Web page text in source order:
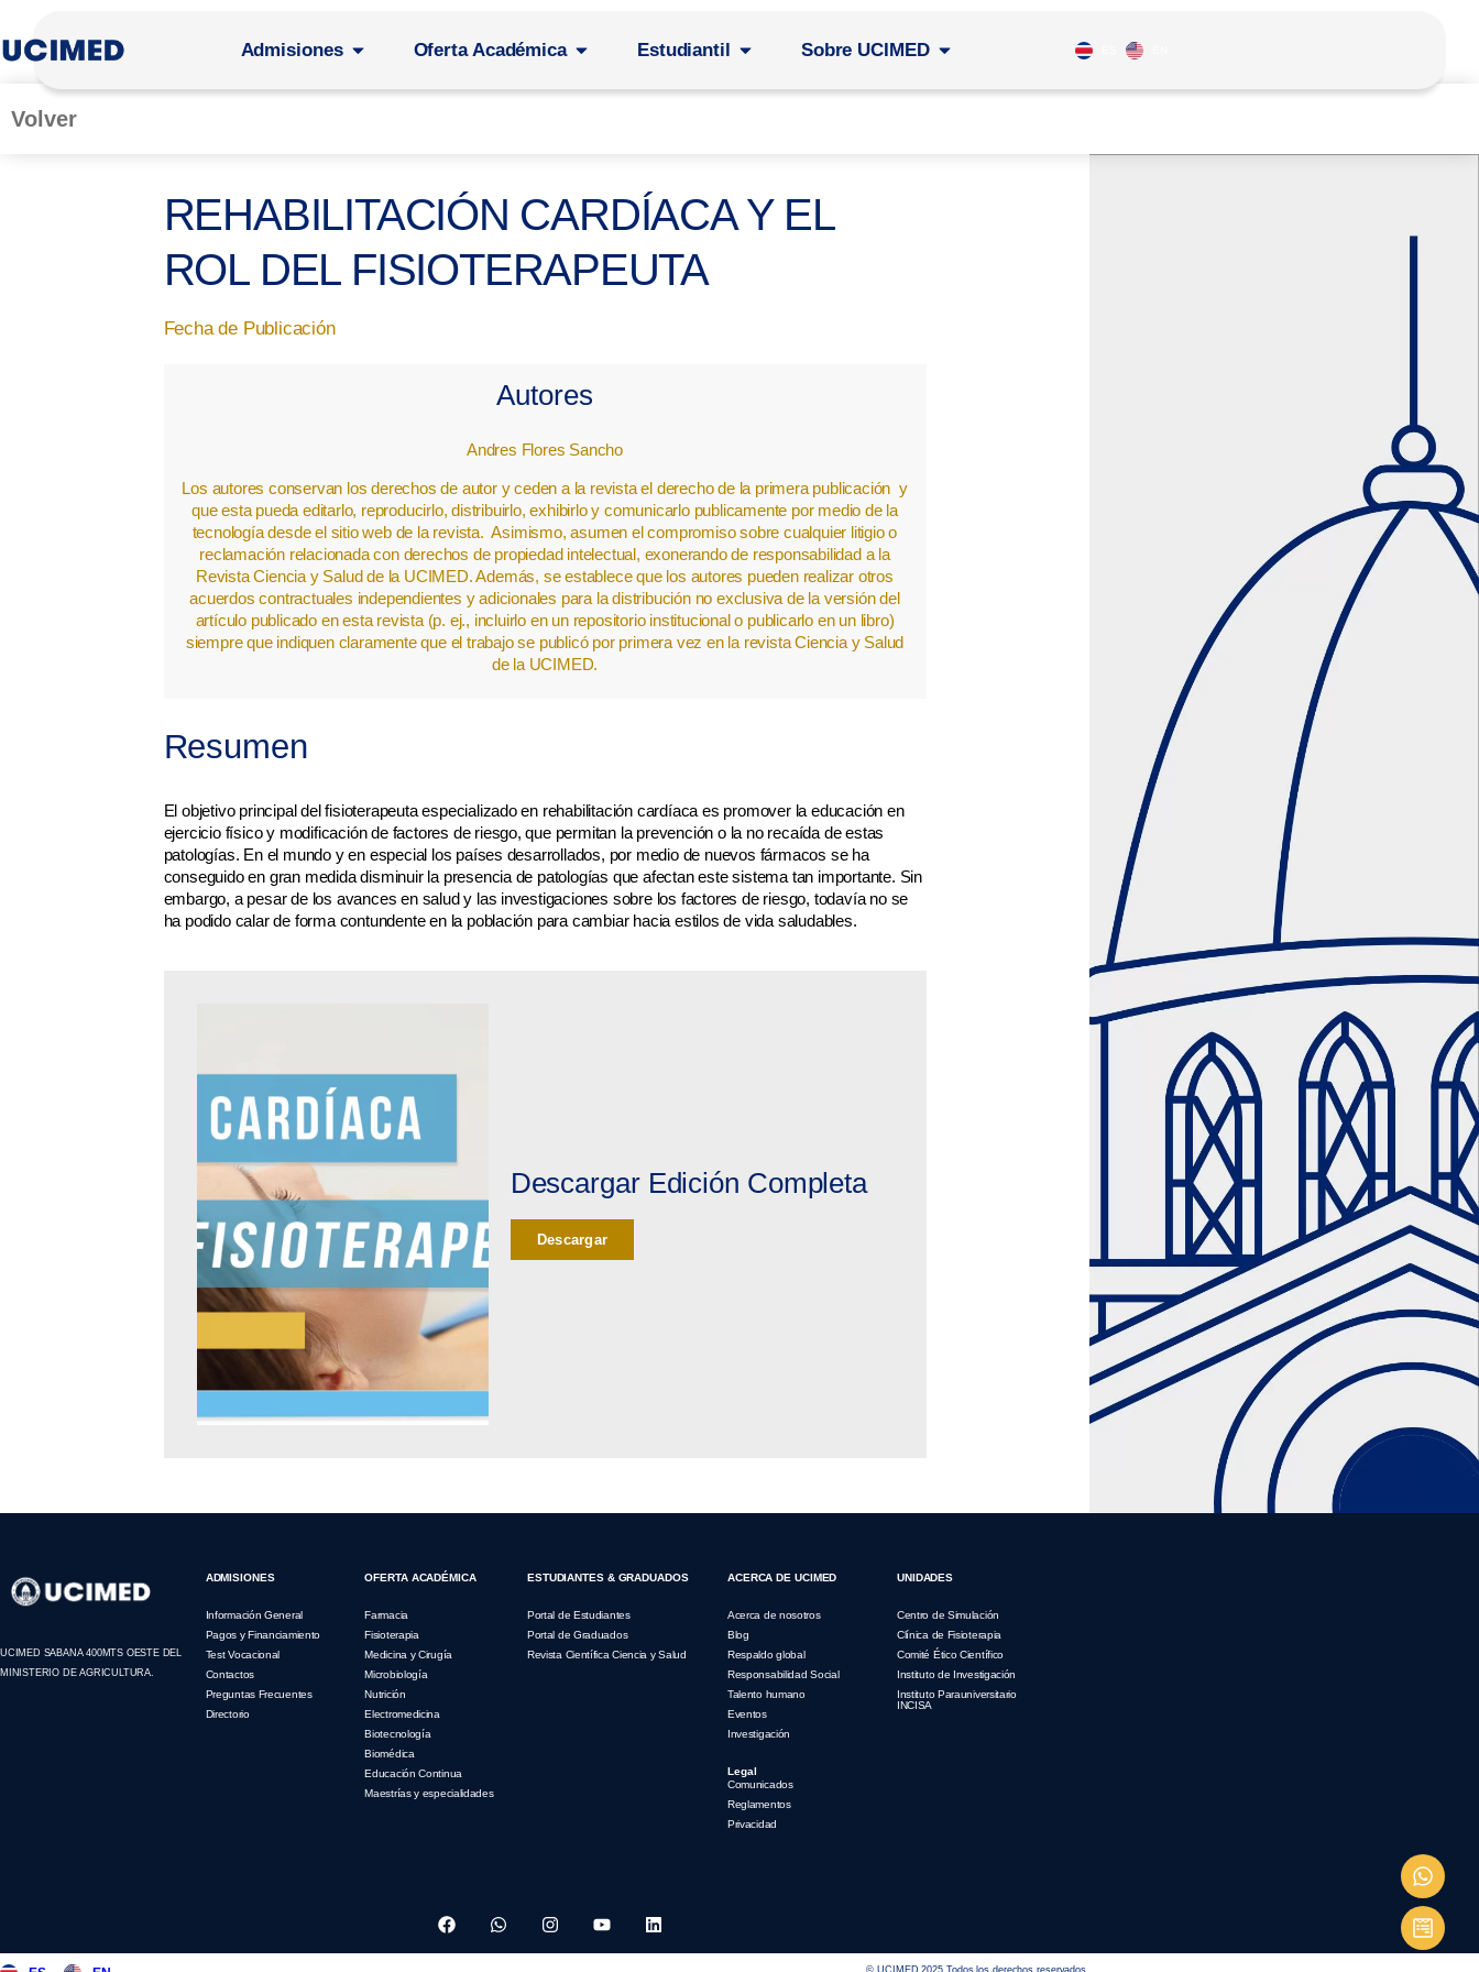
Admisiones Oferta Académica Estudiantil Sobre UCIMED
Volver
REHABILITACIÓN CARDÍACA Y EL
ROL DEL FISIOTERAPEUTA
Fecha de Publicación
Autores
Andres Flores Sancho
Los autores conservan los derechos de autor y ceden a la revista el derecho de la primera publicación y
que esta pueda editarlo, reproducirlo, distribuirlo, exhibirlo y comunicarlo publicamente por medio de la
tecnología desde el sitio web de la revista. Asimismo, asumen el compromiso sobre cualquier litigio o
reclamación relacionada con derechos de propiedad intelectual, exonerando de responsabilidad a la
Revista Ciencia y Salud de la UCIMED. Además, se establece que los autores pueden realizar otros
acuerdos contractuales independientes y adicionales para la distribución no exclusiva de la versión del
artículo publicado en esta revista (p. ej., incluirlo en un repositorio institucional o publicarlo en un libro)
siempre que indiquen claramente que el trabajo se publicó por primera vez en la revista Ciencia y Salud
de la UCIMED.
Resumen
El objetivo principal del fisioterapeuta especializado en rehabilitación cardíaca es promover la educación en
ejercicio físico y modificación de factores de riesgo, que permitan la prevención o la no recaída de estas
patologías. En el mundo y en especial los países desarrollados, por medio de nuevos fármacos se ha
conseguido en gran medida disminuir la presencia de patologías que afectan este sistema tan importante. Sin
embargo, a pesar de los avances en salud y las investigaciones sobre los factores de riesgo, todavía no se
ha podido calar de forma contundente en la población para cambiar hacia estilos de vida saludables.
Descargar Edición Completa
Descargar
UCIMED SABANA 400MTS OESTE DEL
MINISTERIO DE AGRICULTURA.
ADMISIONES
Información General
Pagos y Financiamiento
Test Vocacional
Contactos
Preguntas Frecuentes
Directorio
OFERTA ACADÉMICA
Farmacia
Fisioterapia
Medicina y Cirugía
Microbiología
Nutrición
Electromedicina
Biotecnología
Biomédica
Educación Continua
Maestrías y especialidades
ESTUDIANTES & GRADUADOS
Portal de Estudiantes
Portal de Graduados
Revista Científica Ciencia y Salud
ACERCA DE UCIMED
Acerca de nosotros
Blog
Respaldo global
Responsabilidad Social
Talento humano
Eventos
Investigación
Legal
Comunicados
Reglamentos
Privacidad
UNIDADES
Centro de Simulación
Clínica de Fisioterapia
Comité Ético Científico
Instituto de Investigación
Instituto Parauniversitario
INCISA
© UCIMED 2025 Todos los derechos reservados.​